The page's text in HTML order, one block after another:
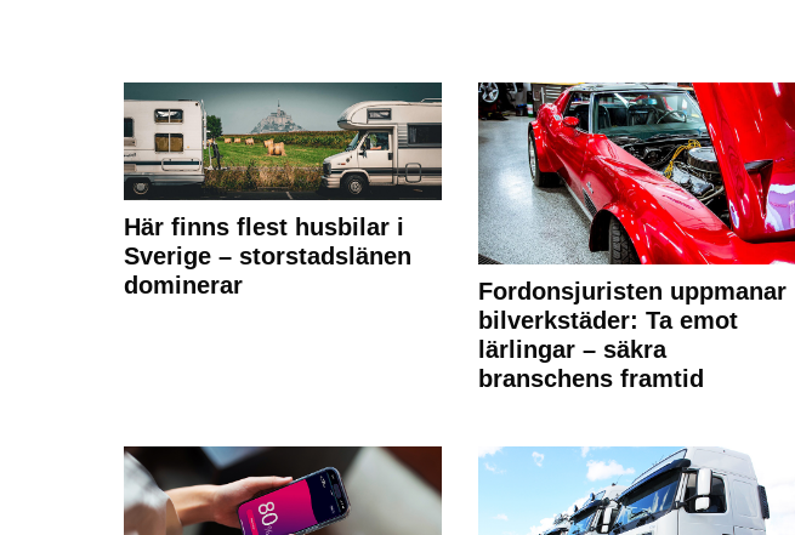
Här finns flest husbilar i
Sverige – storstadslänen
dominerar
Fordonsjuristen uppmanar
bilverkstäder: Ta emot
lärlingar – säkra
branschens framtid